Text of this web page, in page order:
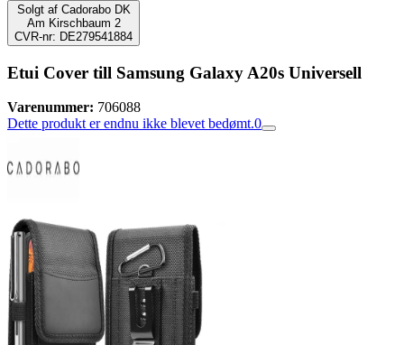
Solgt af Cadorabo DK
Am Kirschbaum 2
CVR-nr: DE279541884
Etui Cover till Samsung Galaxy A20s Universell
Varenummer: 706088
Dette produkt er endnu ikke blevet bedømt.0